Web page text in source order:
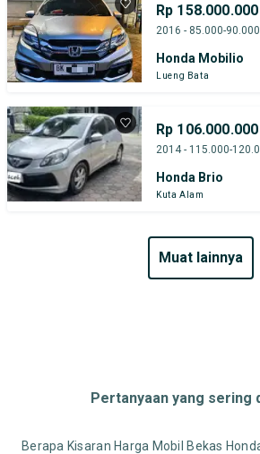
Rp 158.000.000
2016 - 85.000-
Honda Mobilio
Lueng Bata
Rp 106.000.000
2014 - 115.000-
Honda Brio
Kuta Alam
muat lainnya
Pertanyaan yang sering
Berapa Kisaran Harga Mobil Bekas